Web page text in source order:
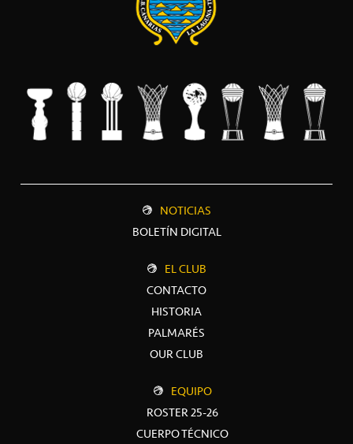
NOTICIAS
BOLETÍN DIGITAL
EL CLUB
CONTACTO
HISTORIA
PALMARÉS
OUR CLUB
EQUIPO
ROSTER 25-26
CUERPO TÉCNICO